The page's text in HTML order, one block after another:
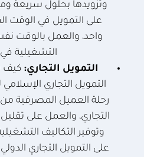
وتزويدها بحلول سريعة
على التمويل في الوقت
واحد، والعمل بالوقت
التشغيلية
التمويل التجاري:كيف
التمويل التجاري
رحلة العميل المصرفية
التجاري، والعمل على
وتوفير التكاليف
على التمويل التجاري